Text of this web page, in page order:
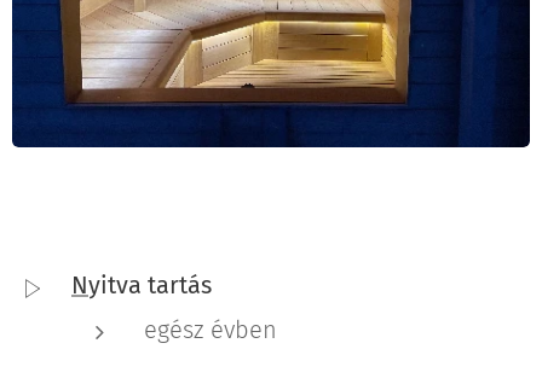
Nyitva tartás
egész évben